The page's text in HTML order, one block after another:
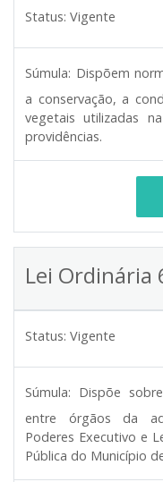
Status: Vigente
Súmula: Dispõem
a conservação, a
vegetais utilizadas
providências.
Lei Ordinária
Status: Vigente
Súmula: Dispõe
entre órgãos da
Poderes Executivo e
Pública do Município